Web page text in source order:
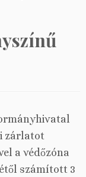
zárlatot
a védőzóna
számított 3